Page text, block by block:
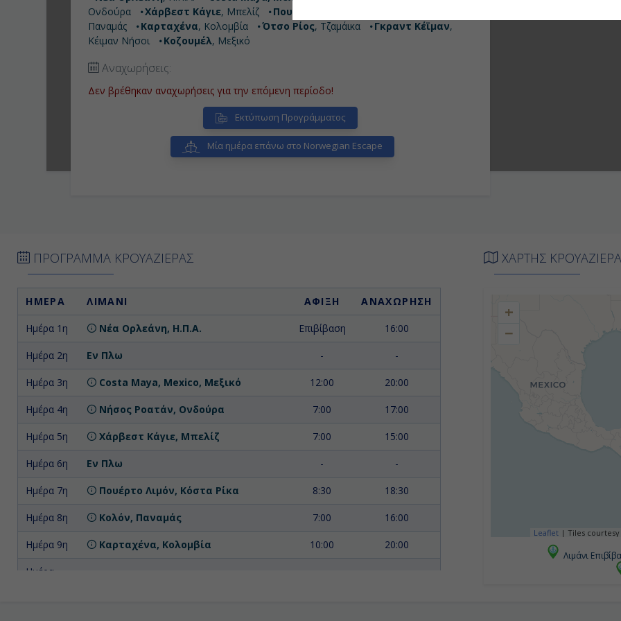
Εν Πλω
Νέα Ορλεάνη, Η.Π.Α. (Αποβίβαση)
Ονδούρα
Χάρβεστ Κάγιε, Μπελίζ Πουέρτο Λιμόν
Παναμάς
Καρταχένα, Κολομβία Ότσο Ρίος, Τζαμάικα Γκραντ Κέϊμαν,
Κέιμαν Νήσοι
Κοζουμέλ, Μεξικό
Αναχωρήσεις:
Δεν βρέθηκαν αναχωρήσεις για την επόμενη περίοδο!
Εκτύπωση Προγράμματος
Μία ημέρα επάνω στο Norwegian Escape
ΠΡΟΓΡΑΜΜΑ ΚΡΟΥΑΖΙΕΡΑΣ
ΗΜΕΡΑ ΛΙΜΑΝΙ ΑΦΙΞΗ ΑΝΑΧΩΡΗΣΗ
Ημέρα 1η Νέα Ορλεάνη, Η.Π.Α. Επιβίβαση 16:00
Ημέρα 2η Εν Πλω - -
Ημέρα 3η Costa Maya, Mexico, Μεξικό 12:00 20:00
Ημέρα 4η Νήσος Ροατάν, Ονδούρα 7:00 17:00
Ημέρα 5η Χάρβεστ Κάγιε, Μπελίζ 7:00 15:00
Ημέρα 6η Εν Πλω - -
Ημέρα 7η Πουέρτο Λιμόν, Κόστα Ρίκα 8:30 18:30
Ημέρα 8η Κολόν, Παναμάς 7:00 16:00
Ημέρα 9η Καρταχένα, Κολομβία 10:00 20:00
Ημέρα
ΧΑΡΤΗΣ
+
−
Leaflet | Tiles
Λιμάνι